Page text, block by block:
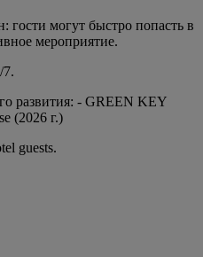
гости могут быстро попасть в
мероприятие.
7.
развития: - GREEN KEY
(2026 г.)
guests.